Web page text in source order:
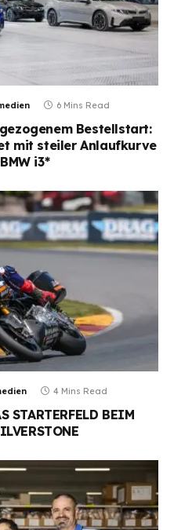
6 Mins Read
Bestellstart:
mit steiler Anlaufkurve
i3*
4 Mins Read
STARTERFELD BEIM